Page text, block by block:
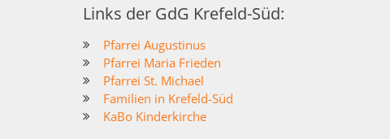
Links der GdG Krefeld-Süd:
Pfarrei Augustinus
Pfarrei Maria Frieden
Pfarrei St. Michael
Familien in Krefeld-Süd
KaBo Kinderkirche